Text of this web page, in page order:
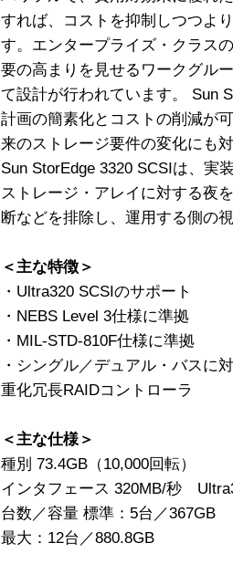
すれば、コストを抑制しつつよ
す。エンタープライズ・クラス
要の高まりを見せるワークグル
て設計が行われています。 Sun
計画の簡素化とコストの削減が
来のストレージ要件の変化にも
Sun StorEdge 3320 SCSIは、実
ストレージ・アレイに対する夜
断などを排除し、運用する側の
＜主な特徴＞
・Ultra320 SCSIのサポート
・NEBS Level 3仕様に準拠
・MIL-STD-810F仕様に準拠
・シングル／デュアル・バスに
重化冗長RAIDコントローラ
＜主な仕様＞
種別 73.4GB（10,000回転）
インタフェース 320MB/秒
台数／容量 標準：5台／367GB
最大：12台／880.8GB